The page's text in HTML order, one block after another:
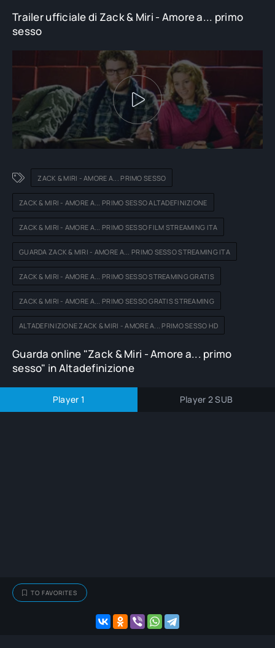
imbarazzanti di un filmato ripreso di nascosto che ha già
fatto il pieno di contatti in rete. La serata fa venire a Zack
Trailer ufficiale di Zack & Miri - Amore a... primo
sesso
ZACK & MIRI - AMORE A... PRIMO SESSO
ZACK & MIRI - AMORE A... PRIMO SESSO ALTADEFINIZIONE
ZACK & MIRI - AMORE A... PRIMO SESSO FILM STREAMING ITA
GUARDA ZACK & MIRI - AMORE A... PRIMO SESSO STREAMING ITA
ZACK & MIRI - AMORE A... PRIMO SESSO STREAMING GRATIS
ZACK & MIRI - AMORE A... PRIMO SESSO GRATIS STREAMING
ALTADEFINIZIONE ZACK & MIRI - AMORE A... PRIMO SESSO HD
Guarda online "Zack & Miri - Amore a... primo
sesso" in Altadefinizione
Player 1 Player 2 SUB
TO FAVORITES